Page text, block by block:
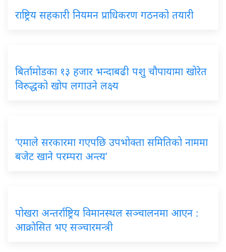
राष्ट्रिय सहकारी नियमन प्राधिकरण गठनको तयारी
बिर्तामोडका १३ हजार भन्दाबढी पशु चौपायामा खोरेत
विरुद्धको खोप लगाउने लक्ष्य
‘एमाले सरकारमा गएपछि उपभोक्ता समितिको नाममा
बजेट खाने परम्परा अन्त्य’
पोखरा अन्तर्राष्ट्रिय विमानस्थल सञ्चालनमा आएन :
आक्राेसित भए सञ्चारमन्त्री